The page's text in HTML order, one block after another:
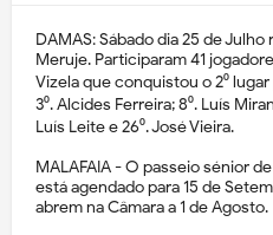
DAMAS: Sábado dia 25 de
Meruje. Participaram 41
Vizela que conquistou o 2⁰
3⁰. Alcides Ferreira; 8⁰. Luís
Luís Leite e 26⁰. José Vieira.
MALAFAIA - O passeio sénior
está agendado para 15 de
abrem na Câmara a 1 de Agosto.